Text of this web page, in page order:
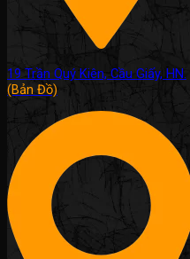
19 Trần Quý Kiên, Cầu Giấy, HN.
(Bản Đồ)